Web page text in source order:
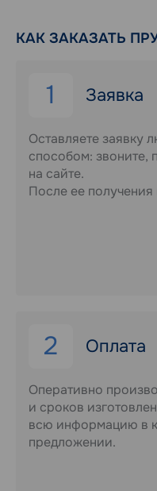
КАК ЗАКАЗАТЬ
1 Заявка
Оставляете заявку
способом: звоните,
на сайте.
После ее
2 Оплата
Оперативно
и сроков
всю информацию в
предложении.